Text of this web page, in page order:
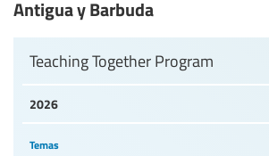
Antigua y Barbuda
2026
Teaching Together Program
Temas